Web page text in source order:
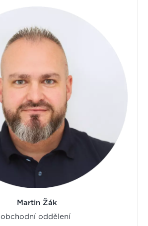
Martin Žák
obchodní oddělení